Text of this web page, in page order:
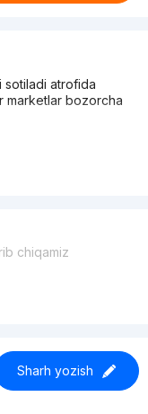
sotiladi atrofida
marketlar bozorcha
chiqamiz
Sharh yozish